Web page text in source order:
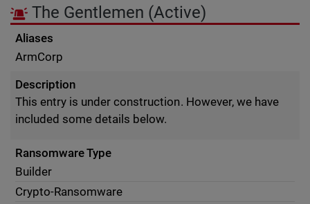
The Gentlemen (Active)
Aliases
ArmCorp
Description
This entry is under construction. However, we have
included some details below.
Ransomware Type
Builder
Crypto-Ransomware